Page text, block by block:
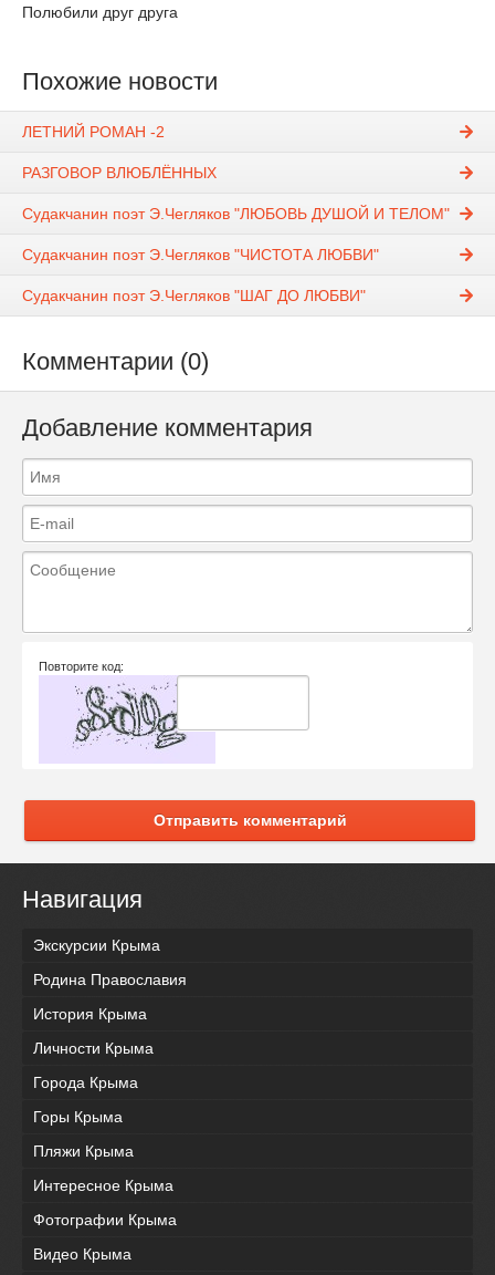
Полюбили друг друга
Похожие новости
ЛЕТНИЙ РОМАН -2
РАЗГОВОР ВЛЮБЛЁННЫХ
Судакчанин поэт Э.Чегляков "ЛЮБОВЬ ДУШОЙ И ТЕЛОМ"
Судакчанин поэт Э.Чегляков "ЧИСТОТА ЛЮБВИ"
Судакчанин поэт Э.Чегляков "ШАГ ДО ЛЮБВИ"
Комментарии (0)
Добавление комментария
Повторите код:
Отправить комментарий
Навигация
Экскурсии Крыма
Родина Православия
История Крыма
Личности Крыма
Города Крыма
Горы Крыма
Пляжи Крыма
Интересное Крыма
Фотографии Крыма
Видео Крыма